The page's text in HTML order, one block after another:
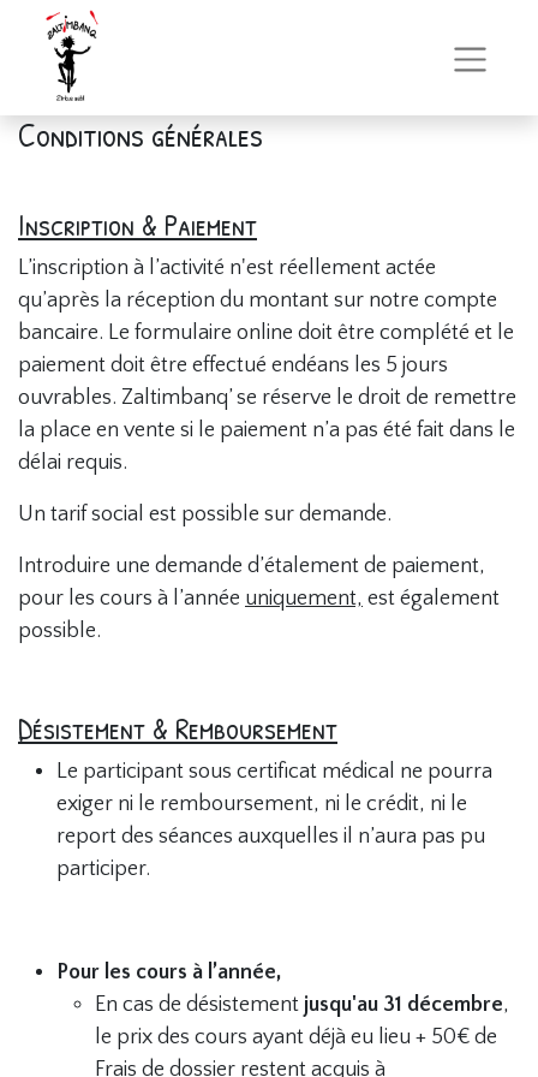
Conditions générales
Inscription & Paiement
L’inscription à l’activité n'est réellement actée
qu’après la réception du montant sur notre compte
bancaire. Le formulaire online doit être complété et le
paiement doit être effectué endéans les 5 jours
ouvrables. Zaltimbanq’ se réserve le droit de remettre
la place en vente si le paiement n’a pas été fait dans le
délai requis.
Un tarif social est possible sur demande.
Introduire une demande d’étalement de paiement,
pour les cours à l’année uniquement, est également
possible.
Désistement & Remboursement
Le participant sous certificat médical ne pourra
exiger ni le remboursement, ni le crédit, ni le
report des séances auxquelles il n’aura pas pu
participer.
Pour les cours à l’année,
En cas de désistement jusqu'au 31 décembre,
le prix des cours ayant déjà eu lieu + 50€ de
Frais de dossier restent acquis à